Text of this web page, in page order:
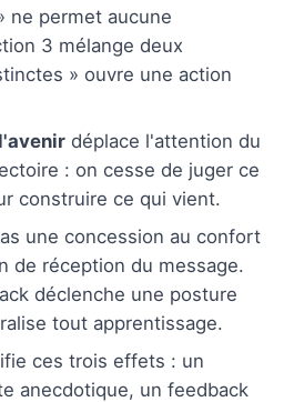
ne permet aucune
3 mélange deux
» ouvre une action
déplace l'attention du
: on cesse de juger ce
construire ce qui vient.
une concession au confort
de réception du message.
déclenche une posture
tout apprentissage.
ces trois effets : un
anecdotique, un feedback